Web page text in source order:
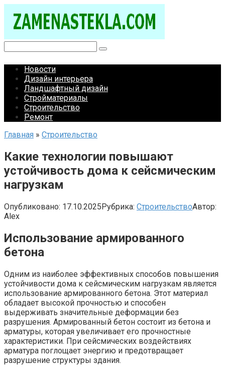
контенту
Новости
Дизайн интерьера
Ландшафтный дизайн
Стройматериалы
Строительство
Ремонт
Главная » Строительство
Какие технологии повышают
устойчивость дома к сейсмическим
нагрузкам
Опубликовано: 17.10.2025Рубрика: СтроительствоАвтор:
Alex
Использование армированного
бетона
Одним из наиболее эффективных способов повышения
устойчивости дома к сейсмическим нагрузкам является
использование армированного бетона. Этот материал
обладает высокой прочностью и способен
выдерживать значительные деформации без
разрушения. Армированный бетон состоит из бетона и
арматуры, которая увеличивает его прочностные
характеристики. При сейсмических воздействиях
арматура поглощает энергию и предотвращает
разрушение структуры здания.